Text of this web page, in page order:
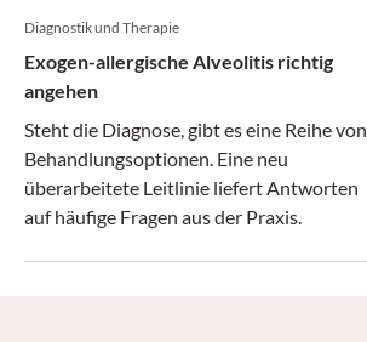
Diagnostik und Therapie
Exogen-allergische Alveolitis richtig
angehen
Steht die Diagnose, gibt es eine Reihe von
Behandlungsoptionen. Eine neu
überarbeitete Leitlinie liefert Antworten
auf häufige Fragen aus der Praxis.